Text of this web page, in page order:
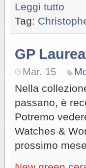
Leggi tutto
Tag:
GP
Mar. 15
Nella
passano, è
Potremo
Watches &
prossimo